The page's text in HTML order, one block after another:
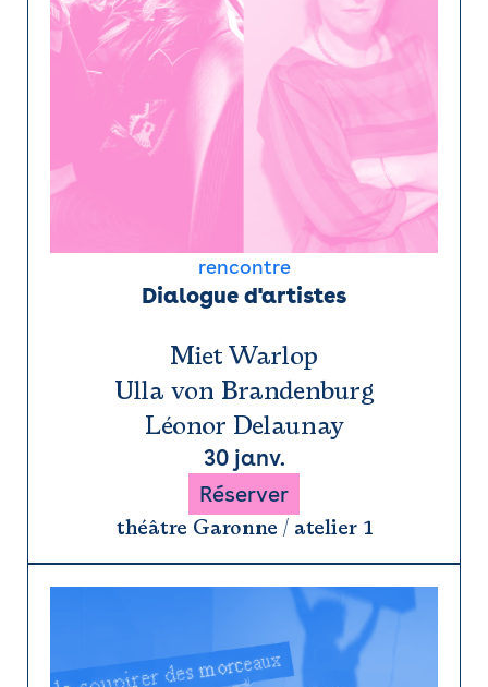
rencontre
Dialogue d'artistes
Miet Warlop
Ulla von Brandenburg
Léonor Delaunay
30 janv.
Réserver
théâtre Garonne / atelier 1